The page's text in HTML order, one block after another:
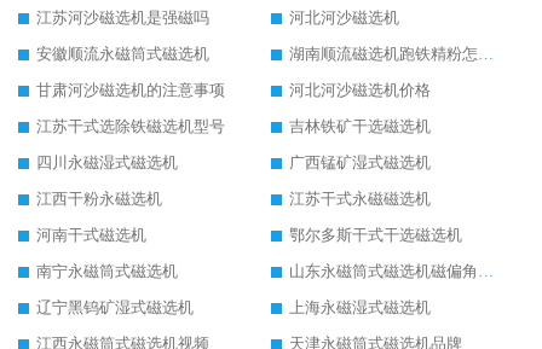
江苏河沙磁选机是强磁吗
河北河沙磁选机
安徽顺流永磁筒式磁选机
湖南顺流磁选机跑铁精粉怎么处理
甘肃河沙磁选机的注意事项
河北河沙磁选机价格
江苏干式选除铁磁选机型号
吉林铁矿干选磁选机
四川永磁湿式磁选机
广西锰矿湿式磁选机
江西干粉永磁选机
江苏干式永磁磁选机
河南干式磁选机
鄂尔多斯干式干选磁选机
南宁永磁筒式磁选机
山东永磁筒式磁选机磁偏角怎么调整
辽宁黑钨矿湿式磁选机
上海永磁湿式磁选机
江西永磁筒式磁选机视频
天津永磁筒式磁选机品牌